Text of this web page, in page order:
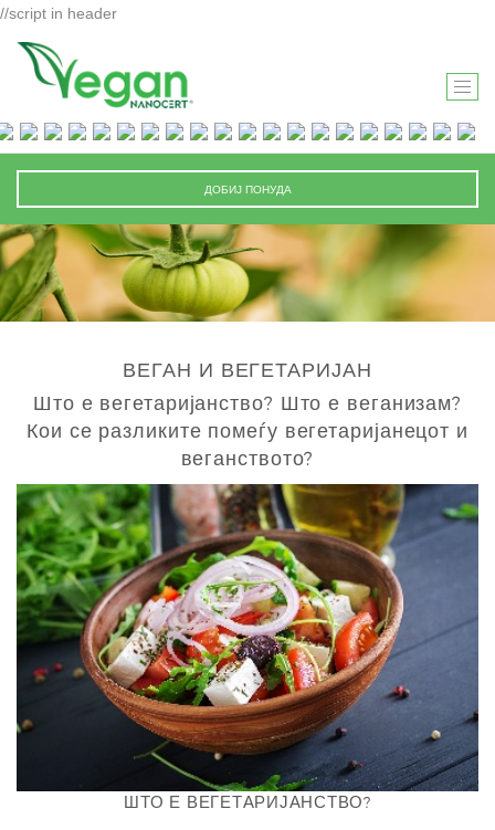
//script in header
T
O
G
G
L
T
O
N
ДОБИЈ ПОНУДА
ВЕГАН И ВЕГЕТАРИЈАН
Што е вегетаријанство? Што е веганизам?
Кои се разликите помеѓу вегетаријанецот и
веганството?
ШТО Е ВЕГЕТАРИЈАНСТВО?